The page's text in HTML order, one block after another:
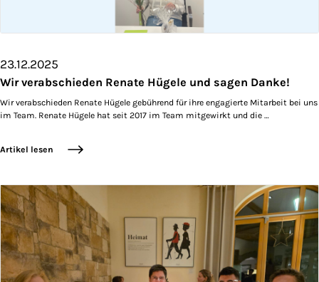
23.12.2025
Wir verabschieden Renate Hügele und sagen Danke!
Wir verabschieden Renate Hügele gebührend für ihre engagierte Mitarbeit bei uns
im Team. Renate Hügele hat seit 2017 im Team mitgewirkt und die …
Artikel lesen